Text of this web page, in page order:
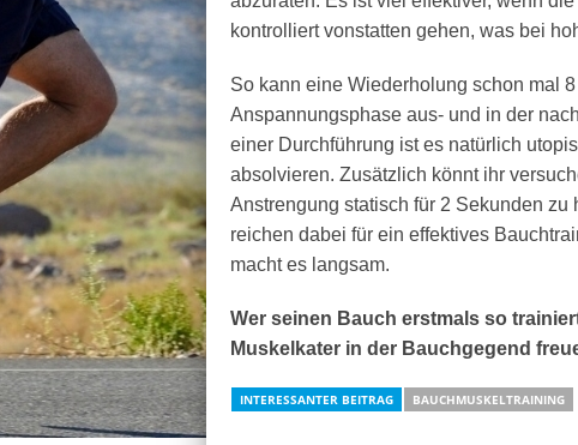
kontrolliert vonstatten gehen, was bei
So kann eine Wiederholung schon mal
Anspannungsphase aus- und in der
einer Durchführung ist es natürlich
absolvieren. Zusätzlich könnt ihr
Anstrengung statisch für 2 Sekunden
reichen dabei für ein effektives
macht es langsam.
Wer seinen Bauch erstmals so
Muskelkater in der Bauchgegend
INTERESSANTER BEITRAG BAUCHMUSKELTRAINING